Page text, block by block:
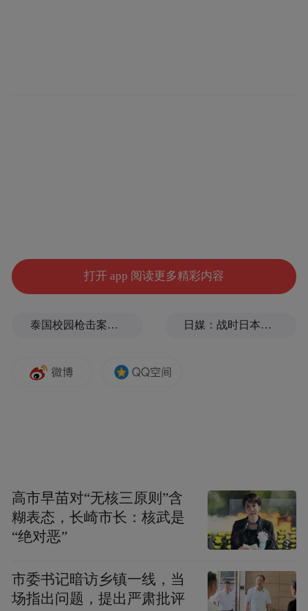
合唱教学专家李归阳，结合合唱团的实际，
打开 app 阅读更多精彩内容
泰国校园枪击案致9死，枪手父亲道歉 日媒：战时日本多所大学进行输血人体实验，向患者注射动物血
高市早苗对“无核三原则”含
糊表态，长崎市长：核武是
“绝对恶”
市委书记暗访乡镇一线，当
场指出问题，提出严肃批评